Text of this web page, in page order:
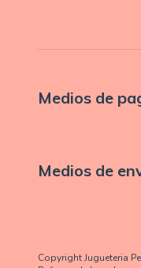
Medios de
Medios de
Copyright Jugueteria